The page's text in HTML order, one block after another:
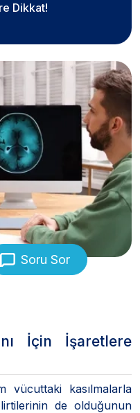
Dikkat!
Soru Sor
İçin İşaretlere
vücuttaki kasılmalarla
de olduğunun